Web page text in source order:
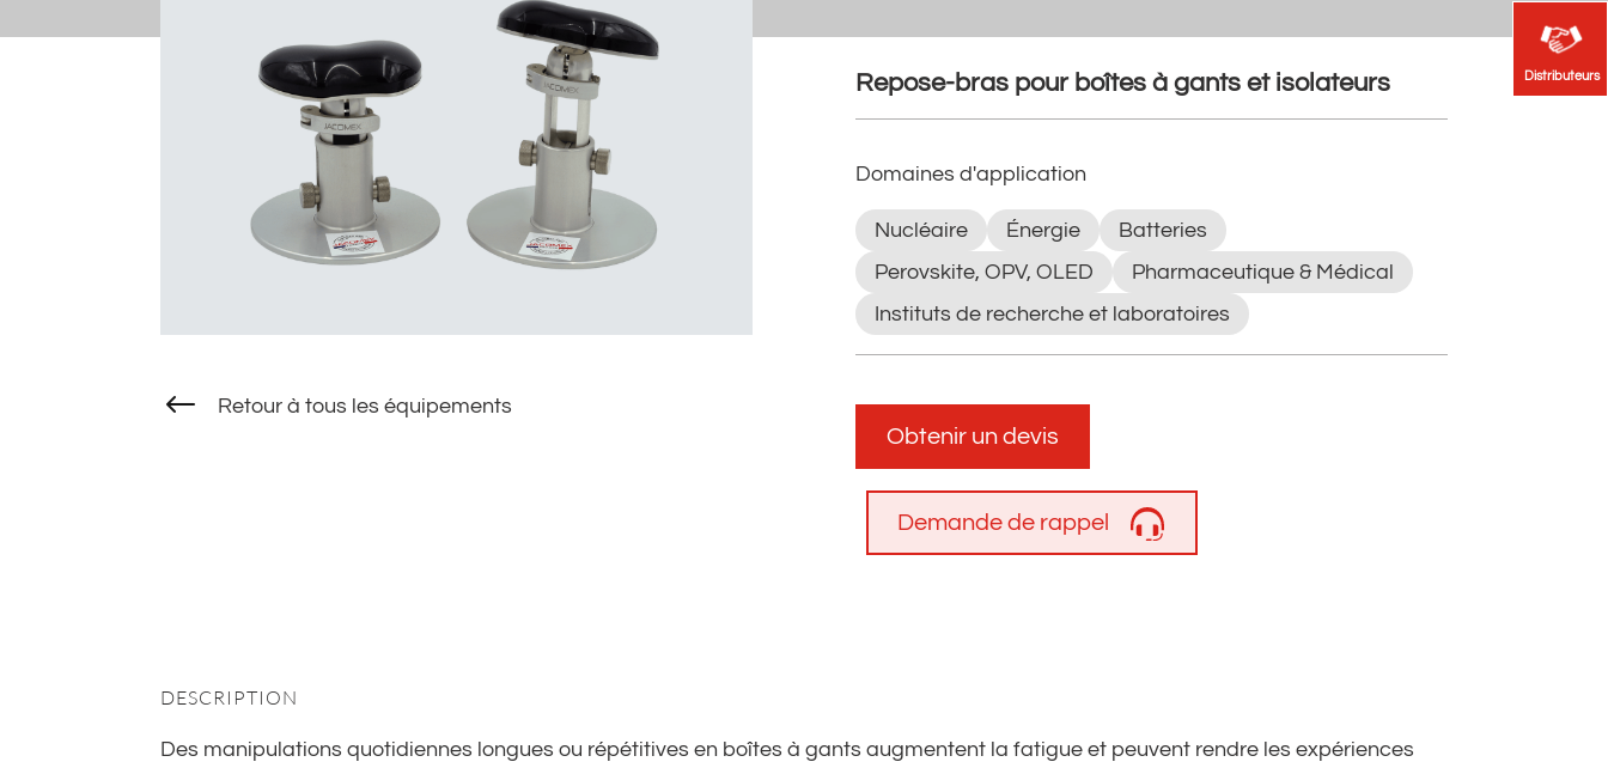
Distributeurs
Distributeurs
# Retour à tous les équipements
Repose-bras pour boîtes à gants et isolateurs
Domaines d'application
Nucléaire Énergie
Batteries
Perovskite, OPV, OLED
Pharmaceutique & Médical
Instituts de recherche et laboratoires
Obtenir un devis
Demande de rappel
DESCRIPTION
Des manipulations quotidiennes longues ou répétitives en boîtes à gants augmentent la fatigue et peuvent rendre les expériences